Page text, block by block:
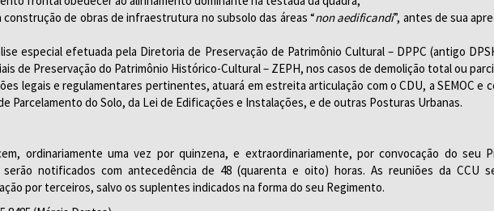
construção de obras de infraestrutura no subsolo das áreas “non aedificandi”, antes de sua
especial efetuada pela Diretoria de Preservação de Patrimônio Cultural – DPPC (antigo
de Preservação do Patrimônio Histórico-Cultural – ZEPH, nos casos de demolição total ou
legais e regulamentares pertinentes, atuará em estreita articulação com o CDU, a SEMOC e
Parcelamento do Solo, da Lei de Edificações e Instalações, e de outras Posturas Urbanas.
ordinariamente uma vez por quinzena, e extraordinariamente, por convocação do seu
serão notificados com antecedência de 48 (quarenta e oito) horas. As reuniões da CCU
por terceiros, salvo os suplentes indicados na forma do seu Regimento.